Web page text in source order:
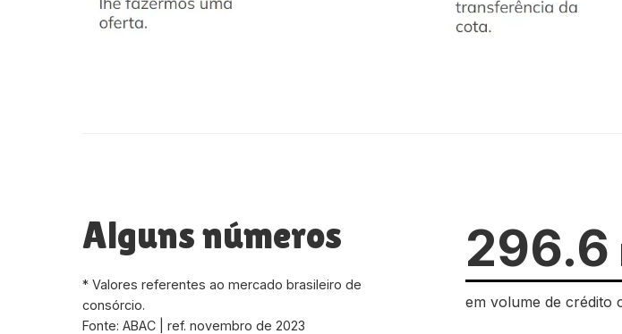
Alguns números
* Valores referentes ao mercado brasileiro de
consórcio.
Fonte: ABAC | ref. novembro de 2023
296.6
em volume de crédito